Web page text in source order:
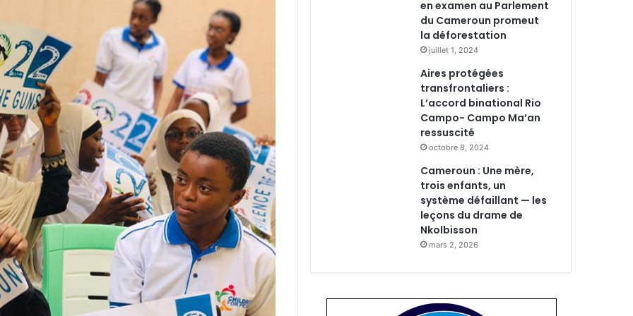
en examen au Parlement
du Cameroun promeut
la déforestation
juillet 1, 2024
Aires protégées
transfrontaliers :
L’accord binational Rio
Campo- Campo Ma’an
ressuscité
octobre 8, 2024
Cameroun : Une mère,
trois enfants, un
système défaillant — les
leçons du drame de
Nkolbisson
mars 2, 2026